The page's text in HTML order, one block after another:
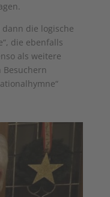
die logische
die ebenfalls
als weitere
Besuchern